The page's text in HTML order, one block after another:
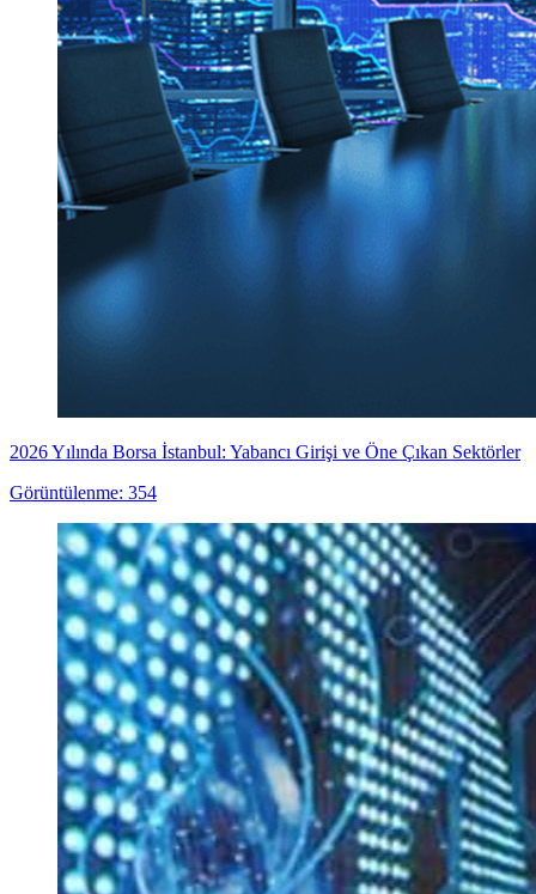
2026 Yılında Borsa İstanbul: Yabancı Girişi ve Öne Çıkan Sektörler
Görüntülenme: 354